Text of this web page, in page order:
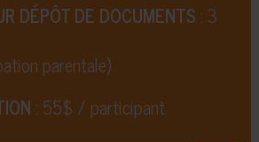
DÉPÔT DE DOCUMENTS : 3
parentale)
: 55$ / participant